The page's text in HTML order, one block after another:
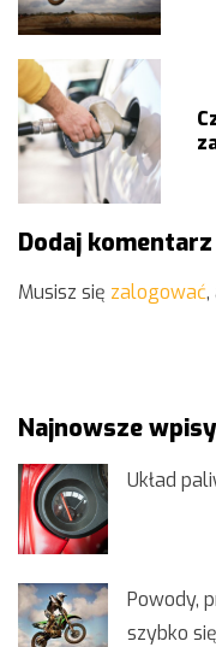
Dodaj komentarz
Musisz się zalogować,
Najnowsze wpisy
Układ
Powody,
szybko